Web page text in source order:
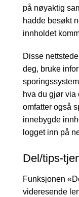
på nøyaktig
hadde besøkt
innholdet
Disse
deg, bruke
hva du gjør via
omfatter også
innebygde
logget inn på
Del/tips-
Funksjonen
videresende